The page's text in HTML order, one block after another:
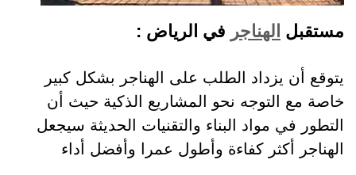
مستقبل الهناجر في الرياض :
يتوقع أن يزداد الطلب على الهناجر بشكل كبير
خاصة مع التوجه نحو المشاريع الذكية حيث أن
التطور في مواد البناء والتقنيات الحديثة سيجعل
الهناجر أكثر كفاءة وأطول عمرا وأفضل أداء